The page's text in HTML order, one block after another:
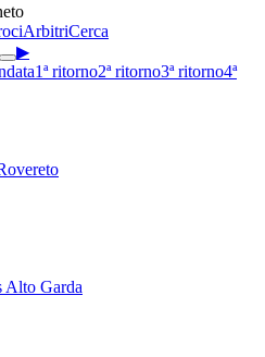
ArbitriCerca
▶
1ª ritorno2ª ritorno3ª ritorno4ª
Alto Garda